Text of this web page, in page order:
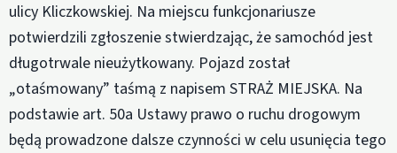
ulicy Kliczkowskiej. Na miejscu funkcjonariusze
potwierdzili zgłoszenie stwierdzając, że samochód jest
długotrwale nieużytkowany. Pojazd został
„otaśmowany” taśmą z napisem STRAŻ MIEJSKA. Na
podstawie art. 50a Ustawy prawo o ruchu drogowym
będą prowadzone dalsze czynności w celu usunięcia tego